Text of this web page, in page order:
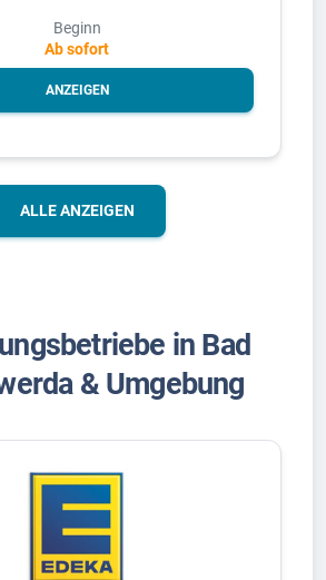
Beginn
Ab sofort
ANZEIGEN
ALLE ANZEIGEN
in Bad
& Umgebung